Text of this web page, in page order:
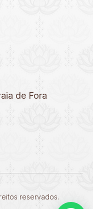
de Fora
reservados.